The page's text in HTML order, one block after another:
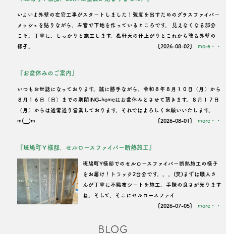
いよいよ外壁の左官工事がスタートしました！強度を出すためのグラスファイバー
メッシュを貼りながら、左官で下地を作っているところです。 見えなくなる部分
こそ、丁寧に、しっかりと施工します。💪軒天の仕上がりとこれから塗る外壁の
様子。 [2026-08-02] more・・
『お盆休みのご案内』
いつもお世話になっております。誠に勝手ながら、令和８年８月１０日（月）から
８月１６日（日）までの期間ING-homeはお盆休みとさせて頂きます。８月１７日
（月）からは通常通り営業しております。それではよろしくお願いいたします。
m(__)m [2026-08-01] more・・
『斑鳩町Ｙ様邸。セルロースファイバー断熱施工』
班鳩町Y様邸でのセルロースファイバー断熱施工の様子
をお届け！トラック2台分です。。。(笑)まずは職人さ
んが丁寧に不織布シートを施工。手際の良さが光ります
ね。そして、そこにセルロースファイ
[2026-07-05] more・・
BLOG